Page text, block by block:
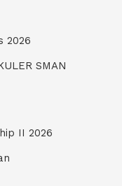
2026
SMAN
II 2026